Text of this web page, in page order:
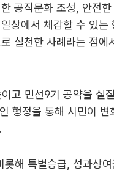
공직문화 조성, 안전
상에서 체감할 수 있는
실천한 사례라는 점에
고 민선9기 공약을 실
행정을 통해 시민이 변
해 특별승급, 성과상